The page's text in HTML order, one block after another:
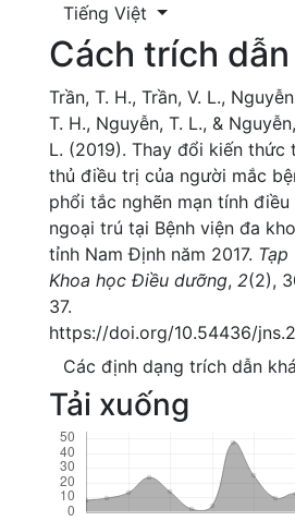
Tiếng Việt
Cách trích dẫn
Trần, T. H., Trần, V. L.,
T. H., Nguyễn, T. L., &
L. (2019). Thay đổi kiến thức
thủ điều trị của người mắc
phổi tắc nghẽn mạn tính điều
ngoại trú tại Bệnh viện đa
tỉnh Nam Định năm 2017. Tạp
Khoa học Điều dưỡng, 2(2),
37.
https://doi.org/10.54436/
Các định dạng trích dẫn
Tải xuống